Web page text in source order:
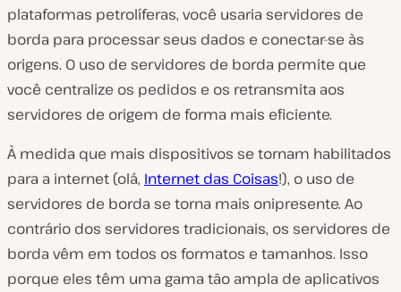
plataformas petrolíferas, você usaria servidores de
borda para processar seus dados e conectar-se às
origens. O uso de servidores de borda permite que
você centralize os pedidos e os retransmita aos
servidores de origem de forma mais eficiente.
À medida que mais dispositivos se tornam habilitados
para a internet (olá, Internet das Coisas!), o uso de
servidores de borda se torna mais onipresente. Ao
contrário dos servidores tradicionais, os servidores de
borda vêm em todos os formatos e tamanhos. Isso
porque eles têm uma gama tão ampla de aplicativos